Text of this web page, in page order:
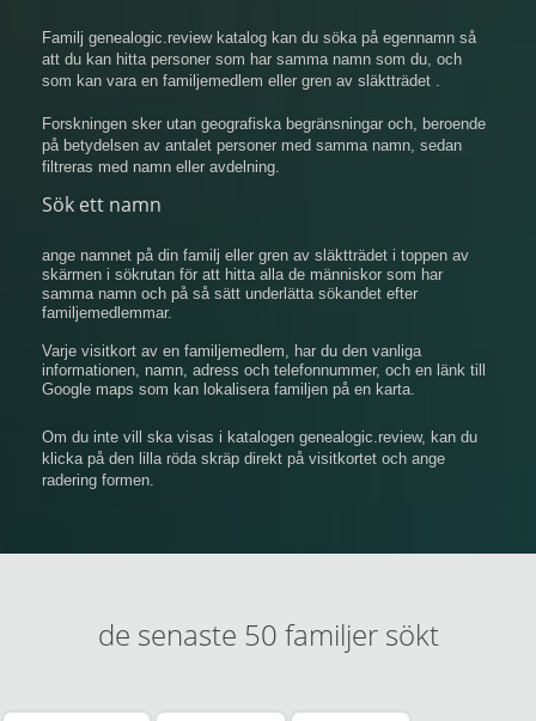
Familj genealogic.review katalog kan du söka på egennamn så
att du kan hitta personer som har samma namn som du, och
som kan vara en familjemedlem eller gren av släktträdet .
Forskningen sker utan geografiska begränsningar och, beroende
på betydelsen av antalet personer med samma namn, sedan
filtreras med namn eller avdelning.
Sök ett namn
ange namnet på din familj eller gren av släktträdet i toppen av
skärmen i sökrutan för att hitta alla de människor som har
samma namn och på så sätt underlätta sökandet efter
familjemedlemmar.
Varje visitkort av en familjemedlem, har du den vanliga
informationen, namn, adress och telefonnummer, och en länk till
Google maps som kan lokalisera familjen på en karta.
Om du inte vill ska visas i katalogen genealogic.review, kan du
klicka på den lilla röda skräp direkt på visitkortet och ange
radering formen.
de senaste 50 familjer sökt